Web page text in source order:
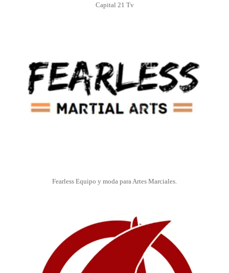
Capital 21 Tv
Fearless Equipo y moda para Artes Marciales.